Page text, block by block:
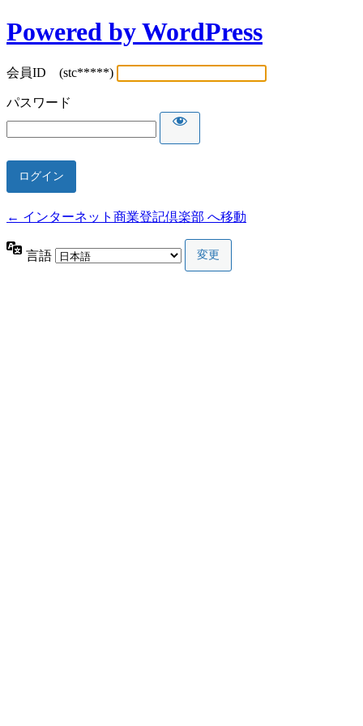
Powered by WordPress
会員ID (stc*****)
パスワード
← インターネット商業登記倶楽部 へ移動
言語